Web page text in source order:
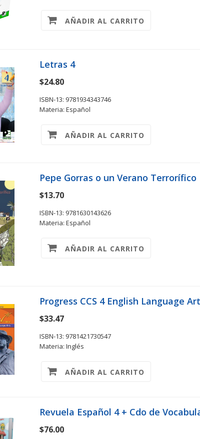
AÑADIR AL CARRITO
Letras 4
$24.80
ISBN-13: 9781934343746
Materia: Español
AÑADIR AL CARRITO
Pepe Gorras o un Verano Terrorífico
$13.70
ISBN-13: 9781630143626
Materia: Español
AÑADIR AL CARRITO
Progress CCS 4 English Language
$33.47
ISBN-13: 9781421730547
Materia: Inglés
AÑADIR AL CARRITO
Revuela Español 4 + Cdo de
$76.00